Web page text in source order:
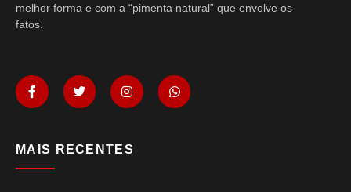
melhor forma e com a “pimenta natural” que envolve os
fatos.
MAIS RECENTES